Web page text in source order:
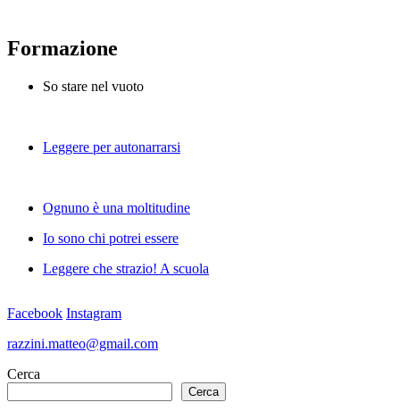
Formazione
So stare nel vuoto
Leggere per autonarrarsi
Ognuno è una moltitudine
Io sono chi potrei essere
Leggere che strazio! A scuola
Facebook Instagram
razzini.matteo@gmail.com
Cerca
Cerca